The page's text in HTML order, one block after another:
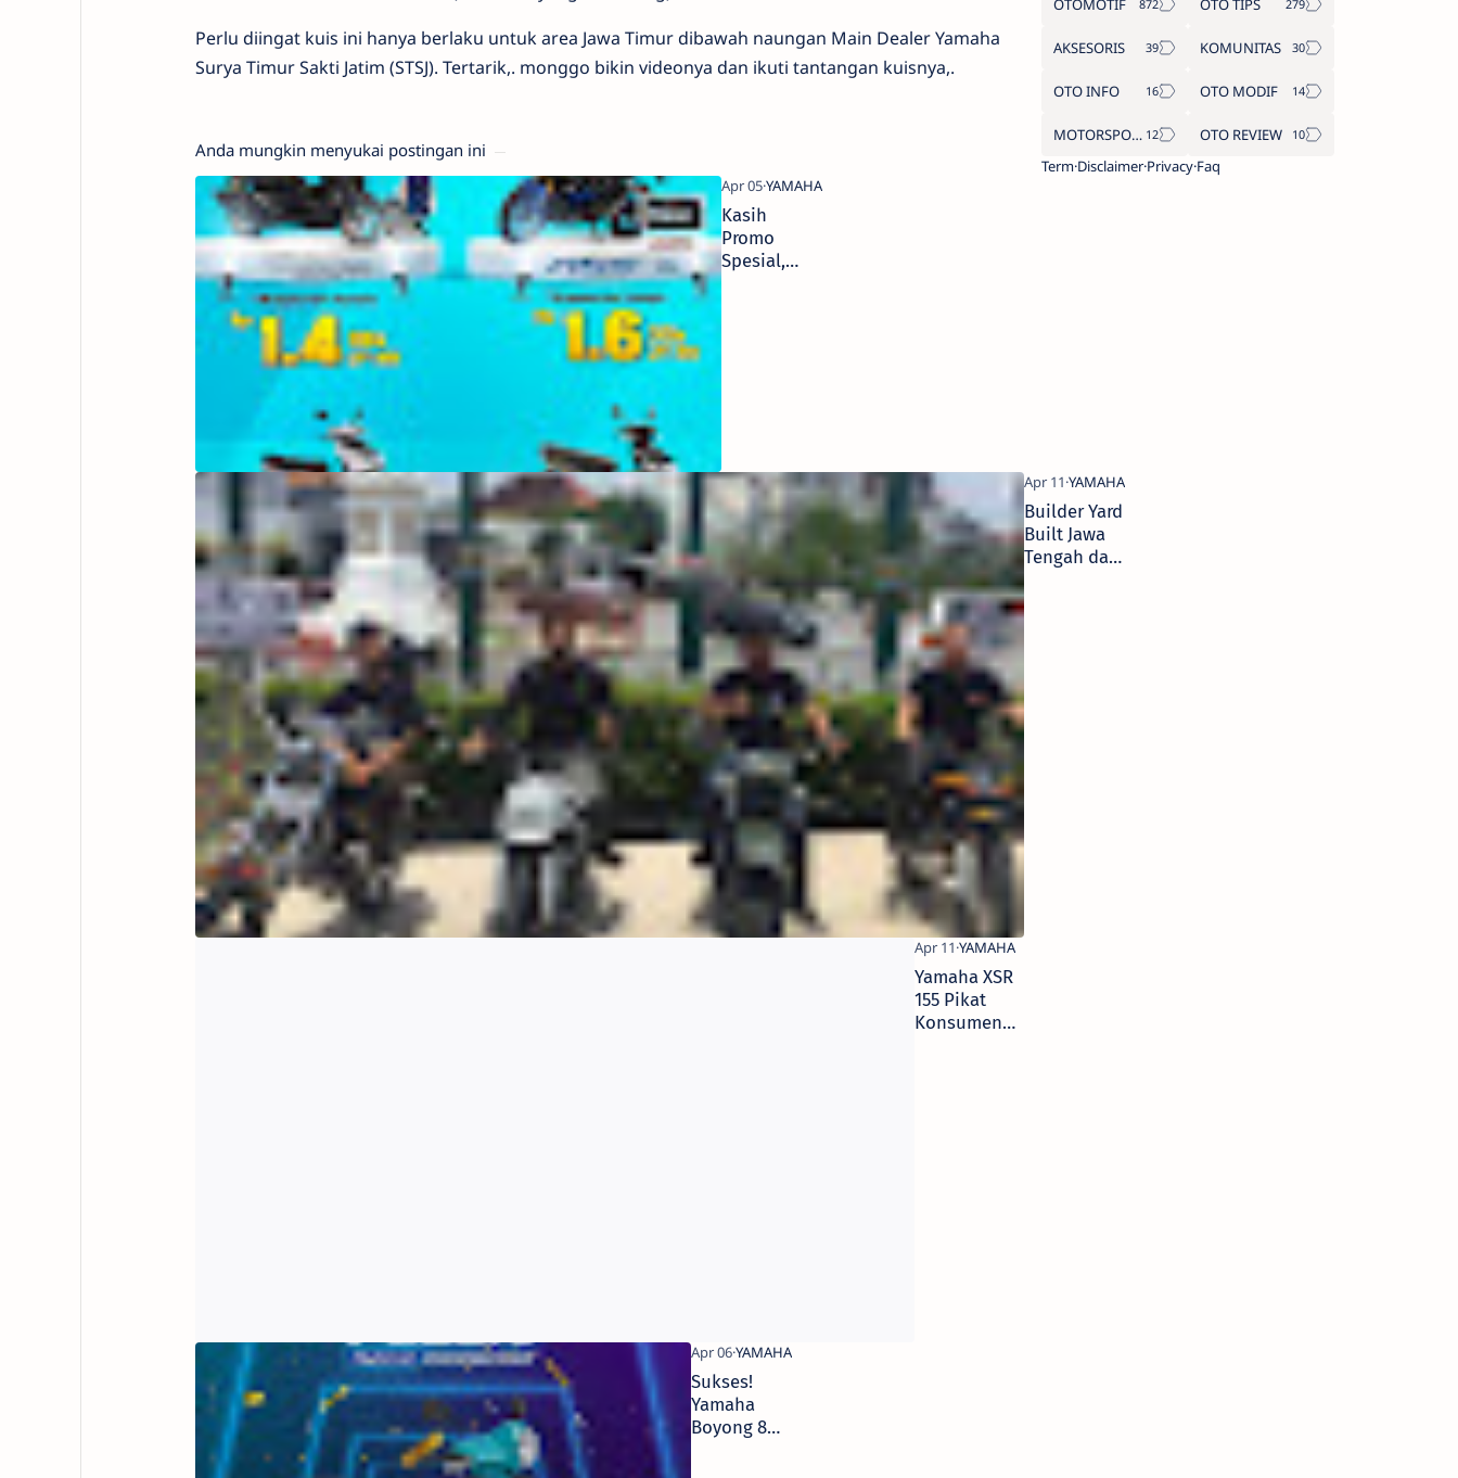
Perlu diingat kuis ini hanya berlaku untuk area Jawa Timur dibawah naungan Main Dealer Yamaha
Surya Timur Sakti Jatim (STSJ). Tertarik,. monggo bikin videonya dan ikuti tantangan kuisnya,.
Anda mungkin menyukai postingan ini
Kasih
Promo
Spesial,
Yamaha
Builder Yard
Built Jawa
Tengah dan
Jogja
Pamerkan
155
“Tour the
Java
Heritage”
Yamaha XSR
155 Pikat
Konsumen
Sukses!
Yamaha
Boyong 8
OTOMOTIF OTO TIPS
AKSESORIS KOMUNITAS
OTO INFO OTO MODIF
MOTORSPORT
OTO REVIEW
TermDisclaimerPrivacyFaq